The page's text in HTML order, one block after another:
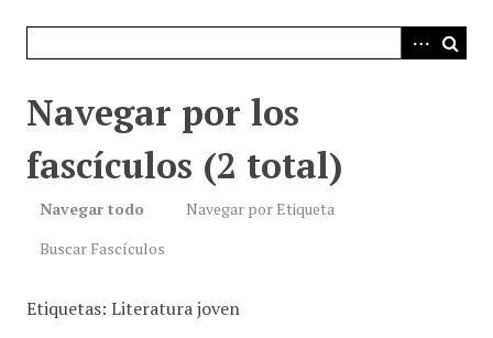
Navegar por los
fascículos (2 total)
Navegar todo
Navegar por Etiqueta
Buscar Fascículos
Etiquetas: Literatura joven